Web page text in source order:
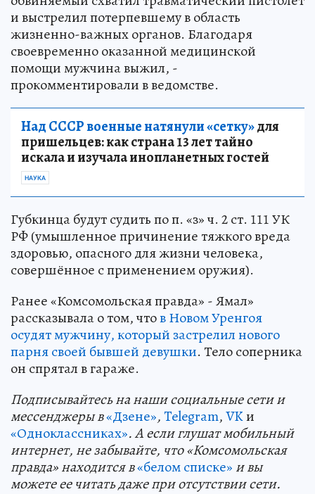
и выстрелил потерпевшему в область
жизненно-важных органов. Благодаря
своевременно оказанной медицинской
помощи мужчина выжил, -
прокомментировали в ведомстве.
Над СССР военные натянули «сетку»для
пришельцев: как страна 13 лет тайно
искала и изучала инопланетных гостей
НАУКА
Губкинца будут судить по п. «з» ч. 2 ст. 111 УК
РФ (умышленное причинение тяжкого вреда
здоровью, опасного для жизни человека,
совершённое с применением оружия).
Ранее «Комсомольская правда» - Ямал»
рассказывала о том, чтов Новом Уренгоя
осудят мужчину, который застрелил нового
парня своей бывшей девушки. Тело соперника
он спрятал в гараже.
Подписывайтесь на наши социальные сети и
мессенджеры в«Дзене»,Telegram,VKи
«Одноклассниках». А если глушат мобильный
интернет, не забывайте, что «Комсомольская
правда» находится в«белом списке» и вы
можете ее читать даже при отсутствии сети.